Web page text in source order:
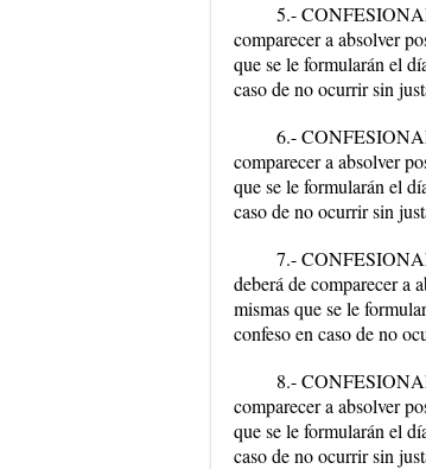
5.-
comparecer a absolver
que se le formularán el
caso de no ocurrir sin
6.-
comparecer a absolver
que se le formularán el
caso de no ocurrir sin
7.-
deberá de comparecer a
mismas que se le
confeso en caso de no
8.-
comparecer a absolver
que se le formularán el
caso de no ocurrir sin